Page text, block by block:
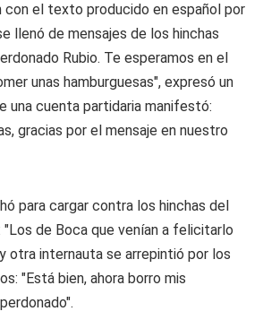
con el texto producido en español por
llenó de mensajes de los hinchas
Rubio. Te esperamos en el
unas hamburguesas", expresó un
una cuenta partidaria manifestó:
gracias por el mensaje en nuestro
para cargar contra los hinchas del
"Los de Boca que venían a felicitarlo
otra internauta se arrepintió por los
"Está bien, ahora borro mis